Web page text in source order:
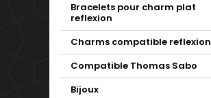
Bracelets pour charm plat
reflexion
Charms compatible reflexion
Compatible Thomas Sabo
Bijoux